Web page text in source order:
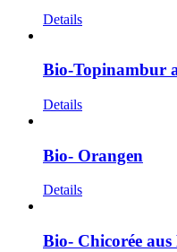
Details
Bio-Topinambur
Details
Bio- Orangen
Details
Bio- Chicorée